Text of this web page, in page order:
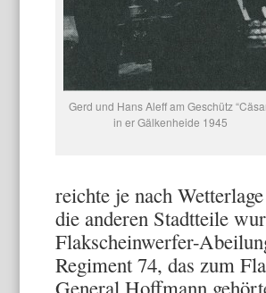
Gerd und Hans Aleff am Geschütz
in er Gälkenheide 1945
reichte je nach
die anderen Stadtteile
Flakscheinwerfer-
Regiment 74, das zum